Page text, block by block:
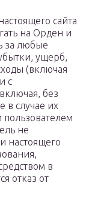
сайта
на Орден и
за любые
ущерб,
(включая
с
без
случае их
не
настоящего
в
отказ от